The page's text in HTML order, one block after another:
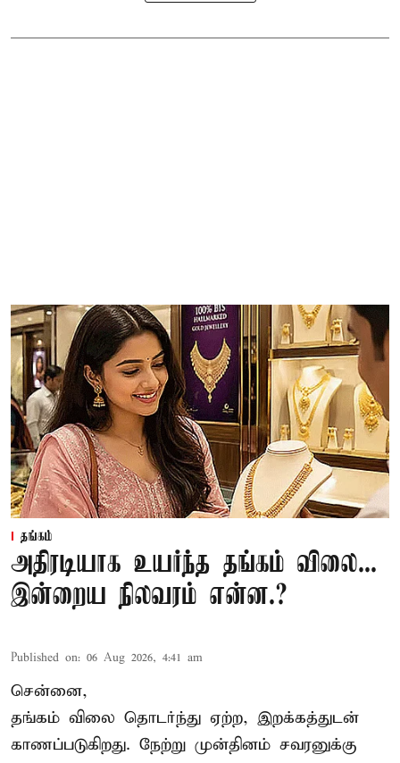
தங்கம்
அதிரடியாக உயர்ந்த தங்கம் விலை...
இன்றைய நிலவரம் என்ன.?
Published on: 06 Aug 2026, 4:41 am
சென்னை,
தங்கம் விலை தொடர்ந்து ஏற்ற, இறக்கத்துடன்
காணப்படுகிறது. நேற்று முன்தினம் சவரனுக்கு